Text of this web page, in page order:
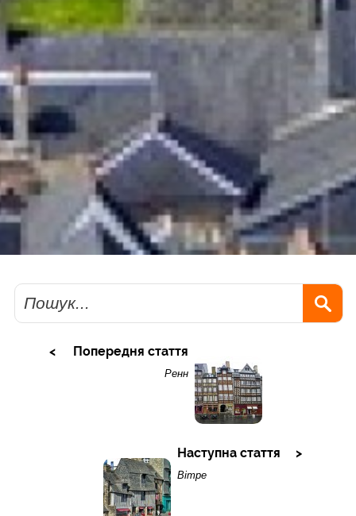
Пошук
Попередня стаття
Ренн
Наступна стаття
Вітре